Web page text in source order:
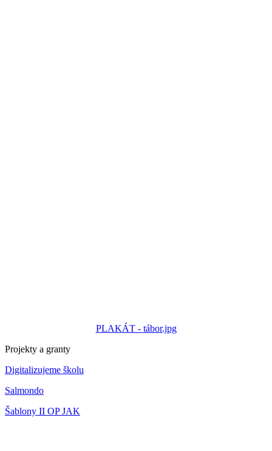
PLAKÁT - tábor.jpg
Projekty a granty
Digitalizujeme školu
Salmondo
Šablony II OP JAK